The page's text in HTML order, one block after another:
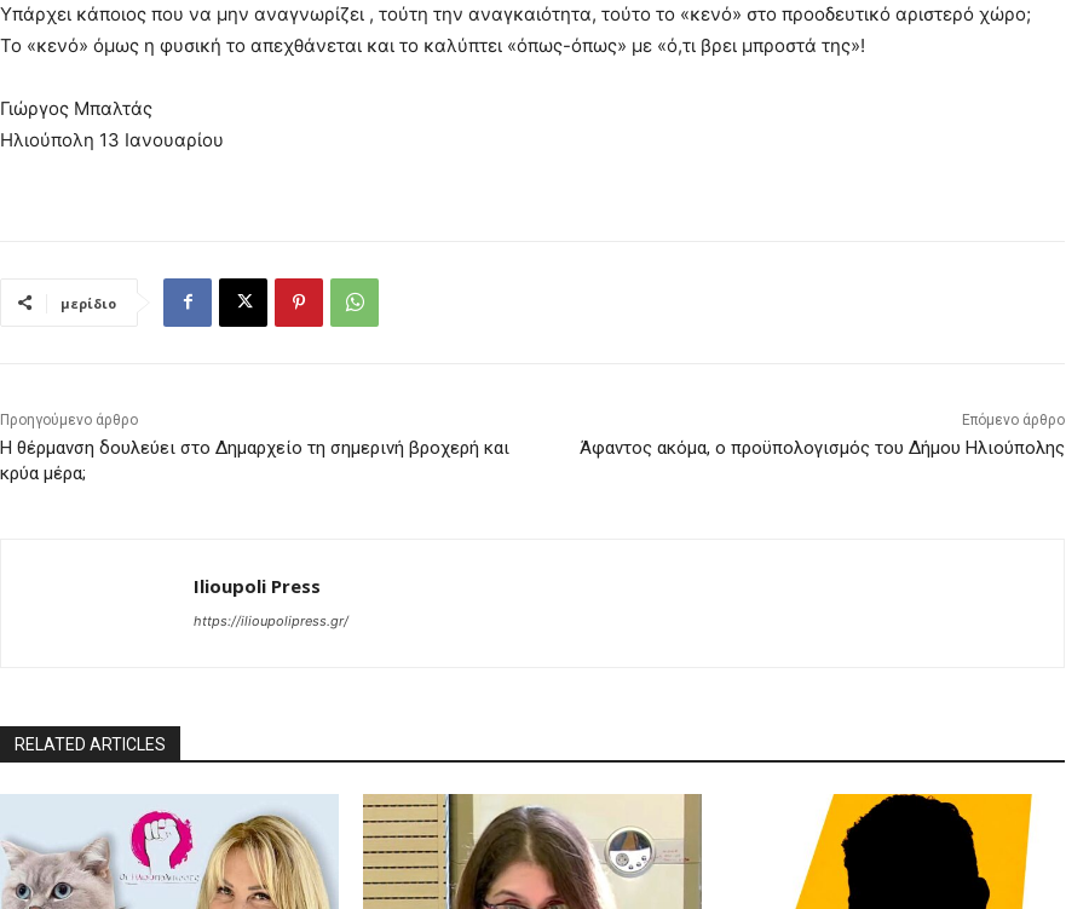
Υπάρχει κάποιος που να μην αναγνωρίζει , τούτη την αναγκαιότητα, τούτο το «κενό» στο προοδευτικό αριστερό χώρο;
Το «κενό» όμως η φυσική το απεχθάνεται και το καλύπτει «όπως-όπως» με «ό,τι βρει μπροστά της»!
Γιώργος Μπαλτάς
Ηλιούπολη 13 Ιανουαρίου
μερίδιο
Προηγούμενο άρθρο
Η θέρμανση δουλεύει στο Δημαρχείο τη σημερινή βροχερή και
κρύα μέρα;
Επόμενο άρθρο
Άφαντος ακόμα, ο προϋπολογισμός του Δήμου Ηλιούπολης
Ilioupoli Press
https://ilioupolipress.gr/
RELATED ARTICLES